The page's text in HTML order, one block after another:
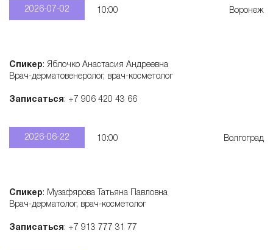
г
ч
е
с
2026-07-02 10:00 Воронеж
Спикер: Яблочко Анастасия Андреевна
Врач-дерматовенеролог, врач-косметолог
Записаться: +7 906 420 43 66
2026-06-22 10:00 Волгоград
Спикер: Музафярова Татьяна Павловна
Врач-дерматолог, врач-косметолог
Записаться: +7 913 777 31 77